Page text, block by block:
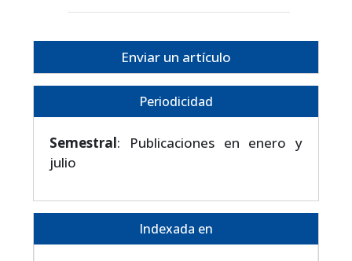
Enviar un artículo
Periodicidad
Semestral: Publicaciones en enero y
julio
Indexada en